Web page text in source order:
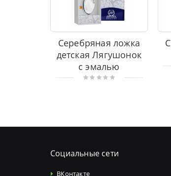
Серебряная ложка
детская Лягушонок
с эмалью
Социальные сети
ВКонтакте